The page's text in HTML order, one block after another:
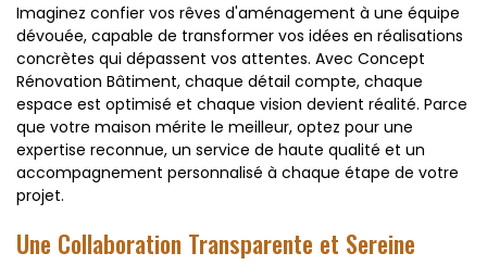
Imaginez confier vos rêves d'aménagement à une équipe
dévouée, capable de transformer vos idées en réalisations
concrètes qui dépassent vos attentes. Avec Concept
Rénovation Bâtiment, chaque détail compte, chaque
espace est optimisé et chaque vision devient réalité. Parce
que votre maison mérite le meilleur, optez pour une
expertise reconnue, un service de haute qualité et un
accompagnement personnalisé à chaque étape de votre
projet.
Une Collaboration Transparente et Sereine